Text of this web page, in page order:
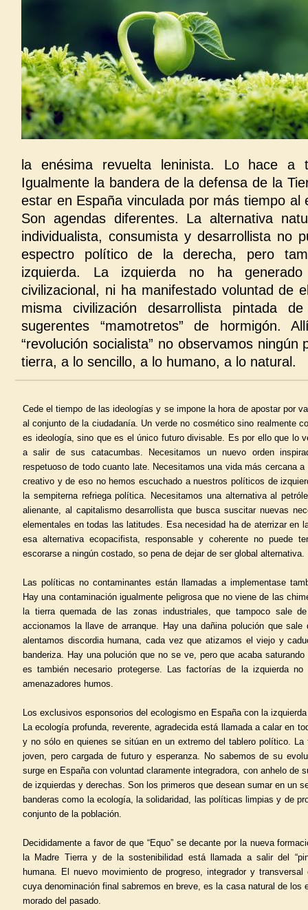
la enésima revuelta leninista. Lo hace a
Igualmente la bandera de la defensa de la
estar en España vinculada por más tiempo al
Son agendas diferentes. La alternativa
individualista, consumista y desarrollista no
espectro político de la derecha, pero
izquierda. La izquierda no ha
civilizacional, ni ha manifestado voluntad de
misma civilización desarrollista pintada
sugerentes “mamotretos” de hormigón.
“revolución socialista” no observamos ningún
tierra, a lo sencillo, a lo humano, a lo natural.
Cede el tiempo de las ideologías y se impone la hora de apostar por
al conjunto de la ciudadanía. Un verde no cosmético sino realmente
es ideología, sino que es el único futuro divisable. Es por ello que lo
a salir de sus catacumbas. Necesitamos un nuevo orden
respetuoso de todo cuanto late. Necesitamos una vida más cercana
creativo y de eso no hemos escuchado a nuestros políticos de
la sempiterna refriega política. Necesitamos una alternativa al
alienante, al capitalismo desarrollista que busca suscitar nuevas
elementales en todas las latitudes. Esa necesidad ha de aterrizar en
esa alternativa ecopacifista, responsable y coherente no puede
escorarse a ningún costado, so pena de dejar de ser global alternativa.
Las políticas no contaminantes están llamadas a implementase
Hay una contaminación igualmente peligrosa que no viene de las
la tierra quemada de las zonas industriales, que tampoco sale
accionamos la llave de arranque. Hay una dañina polución que
alentamos discordia humana, cada vez que atizamos el viejo y
banderiza. Hay una polución que no se ve, pero que acaba
es también necesario protegerse. Las factorías de la izquierda
amenazadores humos.
Los exclusivos esponsorios del ecologismo en España con la
La ecología profunda, reverente, agradecida está llamada a calar en
y no sólo en quienes se sitúan en un extremo del tablero político. La
joven, pero cargada de futuro y esperanza. No sabemos de su
surge en España con voluntad claramente integradora, con anhelo de
de izquierdas y derechas. Son los primeros que desean sumar en un
banderas como la ecología, la solidaridad, las políticas limpias y de
conjunto de la población.
Decididamente a favor de que “Equo” se decante por la nueva
la Madre Tierra y de la sostenibilidad está llamada a salir del
humana. El nuevo movimiento de progreso, integrador y transversal
cuya denominación final sabremos en breve, es la casa natural de los
morado del pasado.